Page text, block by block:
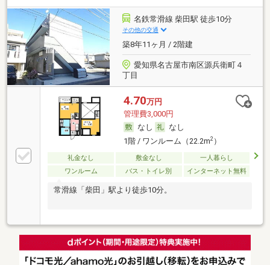
名鉄常滑線 柴田駅 徒歩10分
その他の交通
築8年11ヶ月 / 2階建
愛知県名古屋市南区源兵衛町４
丁目
4.70万円
管理費3,000円
なし
なし
1階 / ワンルーム（22.2m2）
礼金なし 敷金なし
一人暮らし
ワンルーム
バス・トイレ別 インターネット無料
常滑線「柴田」駅より徒歩10分。